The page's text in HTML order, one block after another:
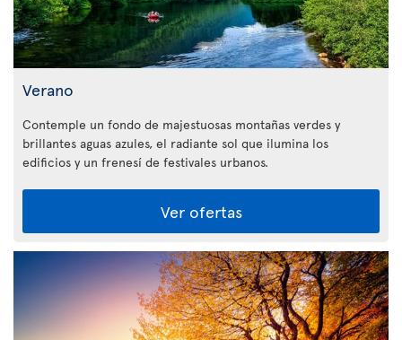
Verano
Contemple un fondo de majestuosas montañas verdes y
brillantes aguas azules, el radiante sol que ilumina los
edificios y un frenesí de festivales urbanos.
Ver ofertas